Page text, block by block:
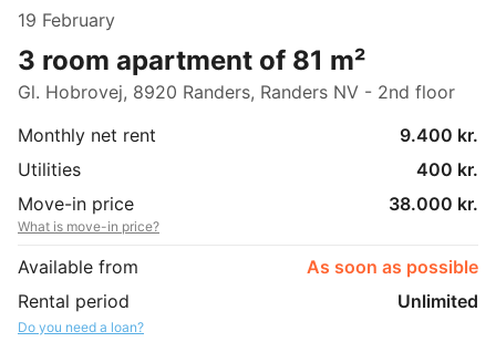
19 February
3 room apartment of 81 m²
Gl. Hobrovej, 8920 Randers, Randers NV - 2nd floor
Monthly net rent
9.400 kr.
Utilities
400 kr.
Move-in price
38.000 kr.
What is move-in price?
Available from
As soon as possible
Rental period
Unlimited
Do you need a loan?